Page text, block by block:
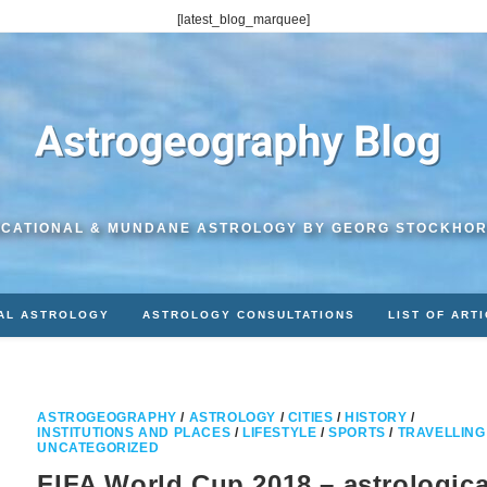
[latest_blog_marquee]
& MUNDANE ASTROLOGY BY GEORG
ASTROLOGY ASTROLOGY CONSULTATIONS LIST OF
ASTROGEOGRAPHY / ASTROLOGY / CITIES / HISTORY /
INSTITUTIONS AND PLACES / LIFESTYLE /SPORTS / TRAVELLING
UNCATEGORIZED